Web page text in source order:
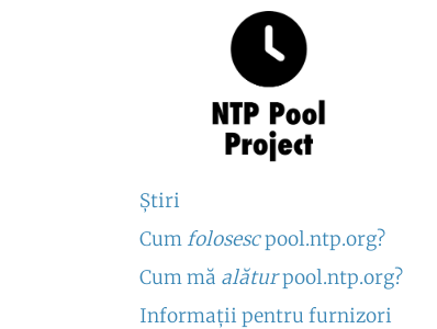
Ştiri
Cum folosescpool.ntp.org?
Cum mă alăturpool.ntp.org?
Informaţii pentru furnizori